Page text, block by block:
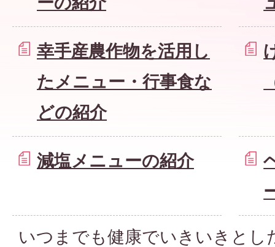
幸手産農作物を活用し
たメニュー・行事食な
どの紹介
減塩メニューの紹介
いつまでも健康でいきいきとし